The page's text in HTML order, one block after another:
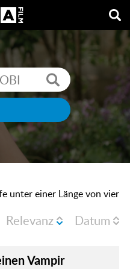
unter einer Länge von vier
Relevanz Datum
Vampir